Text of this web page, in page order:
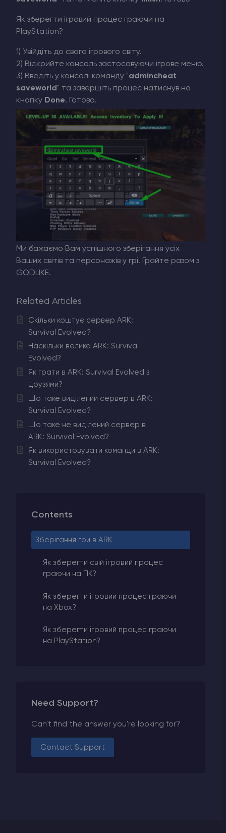
Як зберегти ігровий процес граючи на
PlayStation?
1) Увійдіть до свого ігрового світу.
2) Відкрийте консоль застосовуючи ігрове меню.
3) Введіть у консолі команду "admincheat
saveworld" та завершіть процес натиснув на
кнопку Done. Готово.
Ми бажаємо Вам успішного зберігання усіх
Ваших світів та персонажів у грі! Грайте разом з
GODLIKE.
Related Articles
Скільки коштує сервер ARK:
Survival Evolved?
Наскільки велика ARK: Survival
Evolved?
Як грати в ARK: Survival Evolved з
друзями?
Що таке виділений сервер в ARK:
Survival Evolved?
Що таке не виділений сервер в
ARK: Survival Evolved?
Як використовувати команди в ARK:
Survival Evolved?
Contents
Зберігання гри в ARK
Як зберегти свій ігровий процес
граючи на ПК?
Як зберегти ігровий процес граючи
на Xbox?
Як зберегти ігровий процес граючи
на PlayStation?
Need Support?
Can't find the answer you're looking for?
Contact Support